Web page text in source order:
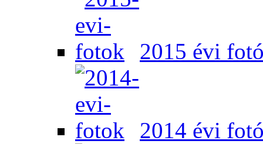
2015 évi
2014 évi